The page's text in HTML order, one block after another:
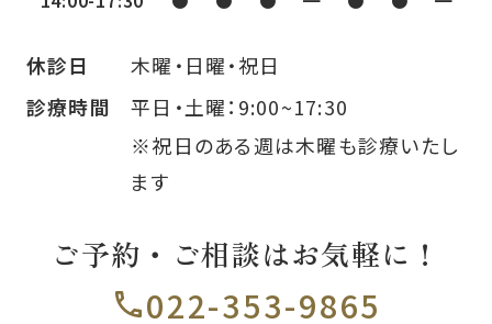
休診日
木曜・日曜・祝日
診療時間
平日・土曜：9:00~17:30
※祝日のある週は木曜も診療いたし
ます
ご予約・ご相談はお気軽に！
022-353-9865